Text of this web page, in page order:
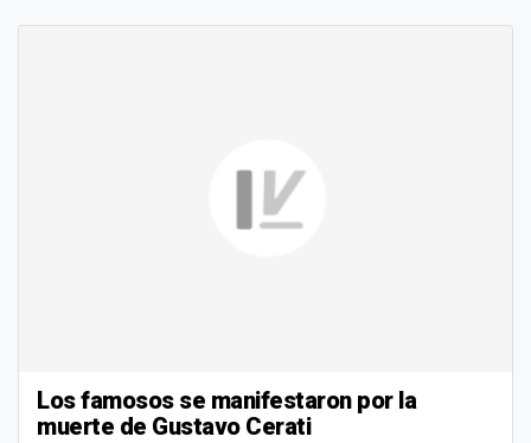
Los famosos se manifestaron por la
muerte de Gustavo Cerati